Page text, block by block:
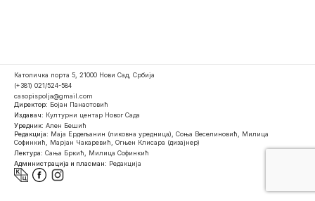
Католичка порта 5, 21000 Нови Сад, Србија
(+381) 021/524-584
casopispolja@gmail.com
Директор: Бојан Панаотовић
Издавач: Културни центар Новог Сада
Уредник: Ален Бешић
Редакција: Маја Ердељанин (ликовна уредница), Соња Веселиновић, Милица
Софинкић, Марјан Чакаревић, Огњен Клисара (дизајнер)
Лектура: Сања Бркић, Милица Софинкић
Администрација и пласман: Редакција